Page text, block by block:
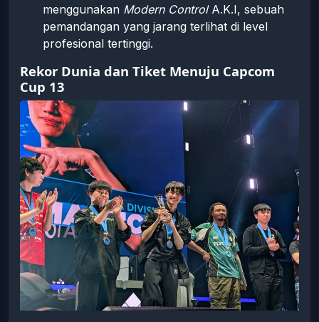
menggunakan Modern ControlA.K.I, sebuah
pemandangan yang jarang terlihat di level
profesional tertinggi.
Rekor Dunia dan Tiket Menuju Capcom
Cup 13